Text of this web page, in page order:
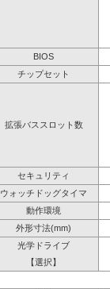
BIOS
チップセット
拡張バススロット数
セキュリティ
ウォッチドッグタイマ
動作環境
外形寸法(mm)
光学ドライブ
【選択】